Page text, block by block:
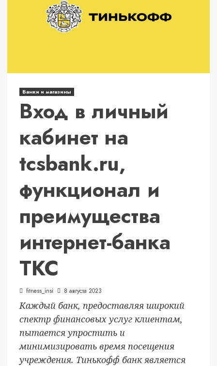
Банки и магазины
Вход в личный
кабинет на
tcsbank.ru,
функционал и
преимущества
интернет-банка
ТКС
fitness_insi 8 августа 2023
Каждый банк, предоставляя широкий
спектр финансовых услуг клиентам,
пытается упростить и
минимизировать время посещения
учреждения. Тинькофф банк является